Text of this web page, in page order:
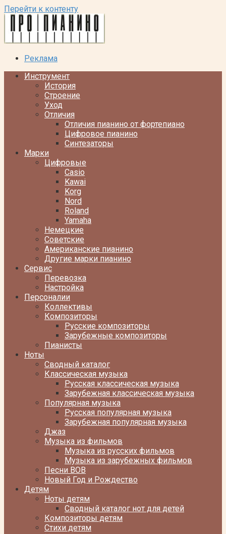
Перейти к контенту
Реклама
Инструмент
История
Строение
Уход
Отличия
Отличия пианино от фортепиано
Цифровое пианино
Синтезаторы
Марки
Цифровые
Casio
Kawai
Korg
Nord
Roland
Yamaha
Немецкие
Советские
Американские пианино
Другие марки пианино
Сервис
Перевозка
Настройка
Персоналии
Коллективы
Композиторы
Русские композиторы
Зарубежные композиторы
Пианисты
Ноты
Сводный каталог
Классическая музыка
Русская классическая музыка
Зарубежная классическая музыка
Популярная музыка
Русская популярная музыка
Зарубежная популярная музыка
Джаз
Музыка из фильмов
Музыка из русских фильмов
Музыка из зарубежных фильмов
Песни ВОВ
Новый Год и Рождество
Детям
Ноты детям
Сводный каталог нот для детей
Композиторы детям
Стихи детям